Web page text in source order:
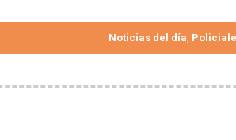
Noticias del día,